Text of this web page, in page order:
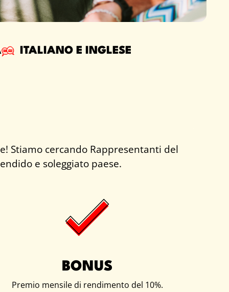
ITALIANO E INGLESE
Stiamo cercando Rappresentanti del
e soleggiato paese.
BONUS
Premio mensile di rendimento del 10%.